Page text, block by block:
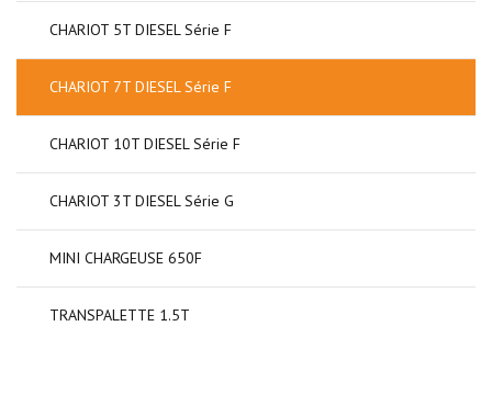
CHARIOT 5T DIESEL Série F
CHARIOT 7T DIESEL Série F
CHARIOT 10T DIESEL Série F
CHARIOT 3T DIESEL Série G
MINI CHARGEUSE 650F
TRANSPALETTE 1.5T